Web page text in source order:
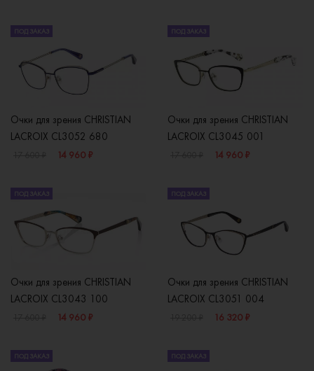
ПОД ЗАКАЗ
Очки для зрения CHRISTIAN
LACROIX CL3052 680
14 960 ₽
ПОД ЗАКАЗ
Очки для зрения CHRISTIAN
LACROIX CL3045 001
14 960 ₽
ПОД ЗАКАЗ
Очки для зрения CHRISTIAN
LACROIX CL3043 100
14 960 ₽
ПОД ЗАКАЗ
Очки для зрения CHRISTIAN
LACROIX CL3051 004
16 320 ₽
ПОД ЗАКАЗ ПОД ЗАКАЗ